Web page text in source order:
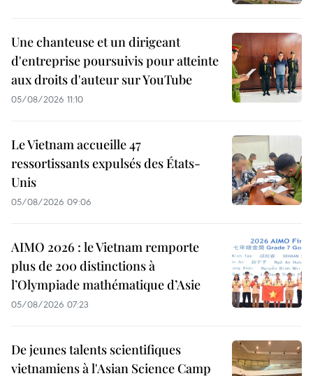
Une chanteuse et un dirigeant
d'entreprise poursuivis pour atteinte
aux droits d'auteur sur YouTube
05/08/2026 11:10
Le Vietnam accueille 47
ressortissants expulsés des États-
Unis
05/08/2026 09:06
AIMO 2026 : le Vietnam remporte
plus de 200 distinctions à
l’Olympiade mathématique d’Asie
05/08/2026 07:23
De jeunes talents scientifiques
vietnamiens à l'Asian Science Camp